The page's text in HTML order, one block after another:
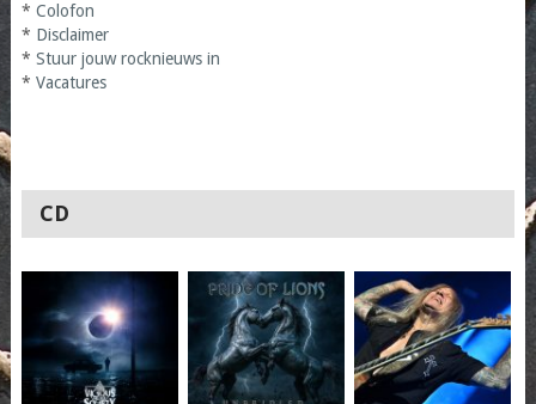
* Colofon
* Disclaimer
* Stuur jouw rocknieuws in
* Vacatures
CD